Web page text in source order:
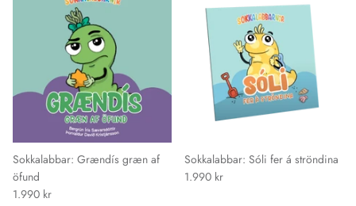
Sokkalabbar: Grændís græn af
öfund
1.990 kr
Sokkalabbar: Sóli fer á ströndina
1.990 kr